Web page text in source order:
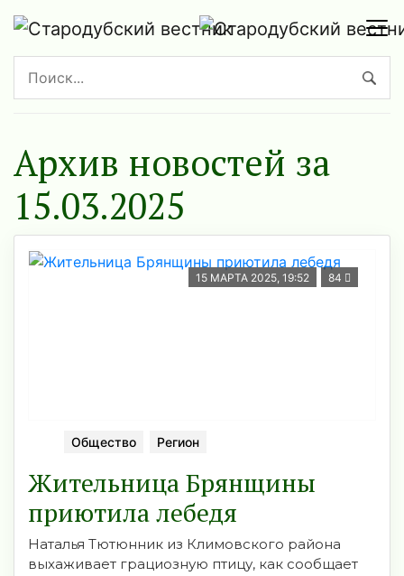
Архив новостей за
15.03.2025
15 МАРТА 2025, 19:52 84
Общество Регион
Жительница Брянщины
приютила лебедя
Наталья Тютюнник из Климовского района
выхаживает грациозную птицу, как сообщает